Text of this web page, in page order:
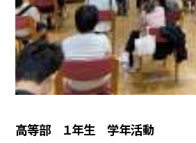
高等部 １年生 学年活動